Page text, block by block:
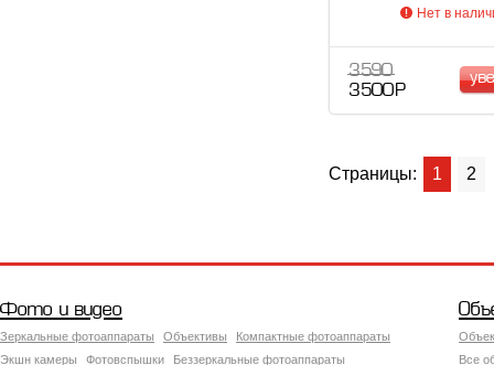
Нет в
3 590
3 500 Р
Страницы: 1 2
Фото и видео
Зеркальные фотоаппараты Объективы
Компактные фотоаппараты
Экшн камеры
Фотовспышки
Беззеркальные фотоаппараты
Все